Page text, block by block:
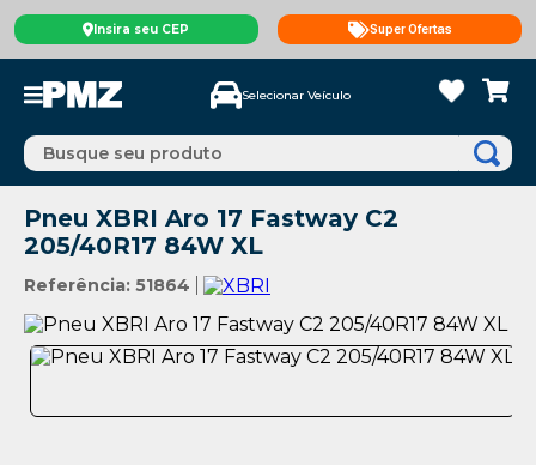
Insira seu CEP Super Ofertas
Selecionar Veículo
Busque seu produto
Pneu XBRI Aro 17 Fastway C2
205/40R17 84W XL
Referência: 51864